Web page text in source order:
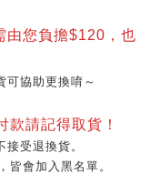
由您負擔$120，也
可協助更換唷～
請記得取貨！
受退換貨。
皆會加入黑名單。